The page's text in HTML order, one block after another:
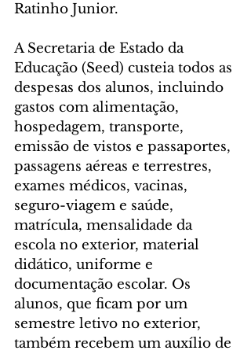
Ratinho Junior.
A Secretaria de Estado da
Educação (Seed) custeia todos as
despesas dos alunos, incluindo
gastos com alimentação,
hospedagem, transporte,
emissão de vistos e passaportes,
passagens aéreas e terrestres,
exames médicos, vacinas,
seguro-viagem e saúde,
matrícula, mensalidade da
escola no exterior, material
didático, uniforme e
documentação escolar. Os
alunos, que ficam por um
semestre letivo no exterior,
também recebem um auxílio de